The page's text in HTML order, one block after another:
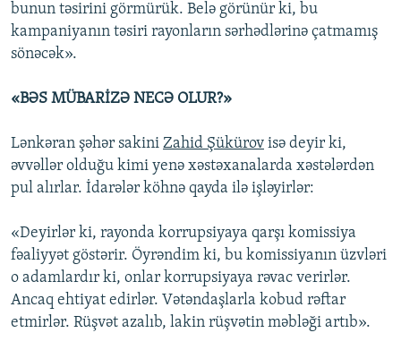
bunun təsirini görmürük. Belə görünür ki, bu
kampaniyanın təsiri rayonların sərhədlərinə çatmamış
sönəcək».
«BƏS MÜBARİZƏ NECƏ OLUR?»
Lənkəran şəhər sakini Zahid Şükürov isə deyir ki,
əvvəllər olduğu kimi yenə xəstəxanalarda xəstələrdən
pul alırlar. İdarələr köhnə qayda ilə işləyirlər:
«Deyirlər ki, rayonda korrupsiyaya qarşı komissiya
fəaliyyət göstərir. Öyrəndim ki, bu komissiyanın üzvləri
o adamlardır ki, onlar korrupsiyaya rəvac verirlər.
Ancaq ehtiyat edirlər. Vətəndaşlarla kobud rəftar
etmirlər. Rüşvət azalıb, lakin rüşvətin məbləği artıb».